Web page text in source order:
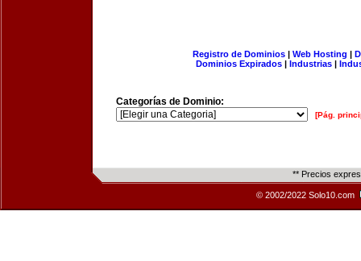
Registro de Dominios| Web Hosting |
Dominios Expirados | Industrias |
Categorías de Dominio:
[Pág.
** Precios
© 2002/2022 Solo10.com